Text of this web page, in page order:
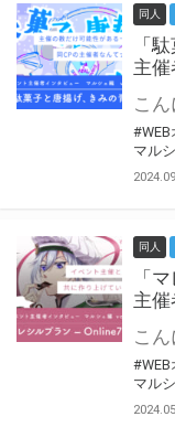
同人
「
主
マル
同人
「
主
マル